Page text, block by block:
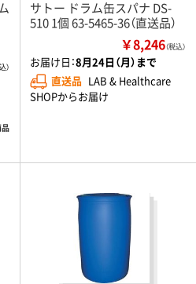
サトー ドラム缶スパナ DS-
510 1個 63-5465-36（直送品）
￥8,246（税込）
お届け日：8月24日（月）まで
直送品 LAB & Healthcare
SHOPからお届け